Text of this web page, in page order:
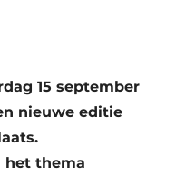
15 september
nieuwe editie
het thema